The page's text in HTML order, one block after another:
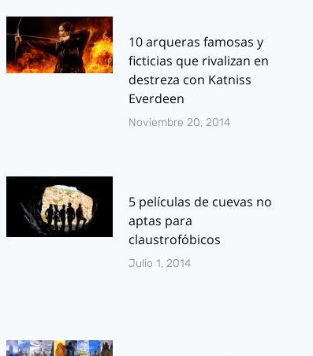
10 arqueras famosas y
ficticias que rivalizan en
destreza con Katniss
Everdeen
Noviembre 20, 2014
5 películas de cuevas no
aptas para
claustrofóbicos
Julio 1, 2014